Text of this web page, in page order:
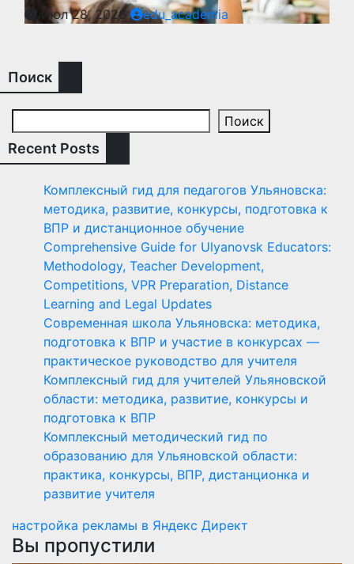
Июл 28, 2026 edu_academia
Поиск
Поиск
Recent Posts
Комплексный гид для педагогов Ульяновска:
методика, развитие, конкурсы, подготовка к
ВПР и дистанционное обучение
Comprehensive Guide for Ulyanovsk Educators:
Methodology, Teacher Development,
Competitions, VPR Preparation, Distance
Learning and Legal Updates
Современная школа Ульяновска: методика,
подготовка к ВПР и участие в конкурсах —
практическое руководство для учителя
Комплексный гид для учителей Ульяновской
области: методика, развитие, конкурсы и
подготовка к ВПР
Комплексный методический гид по
образованию для Ульяновской области:
практика, конкурсы, ВПР, дистанционка и
развитие учителя
настройка рекламы в Яндекс Директ
Вы пропустили